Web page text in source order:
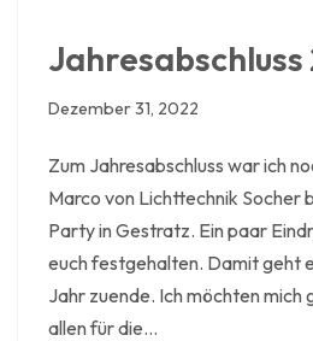
Jahresabschluss
Dezember 31, 2022
Zum Jahresabschluss war ich
Marco von Lichttechnik Socher
Party in Gestratz. Ein paar
euch festgehalten. Damit geht
Jahr zuende. Ich möchten mich
allen für die…